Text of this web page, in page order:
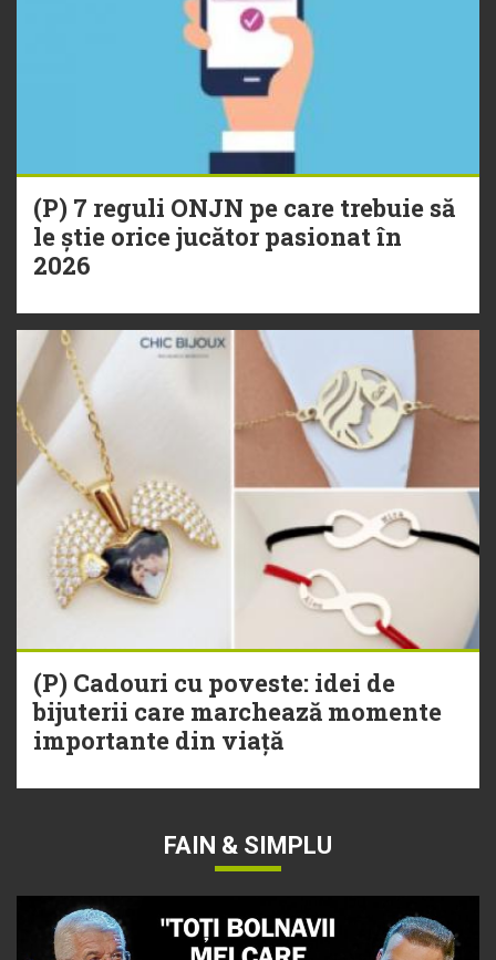
(P) 7 reguli ONJN pe care trebuie să
le știe orice jucător pasionat în
2026
(P) Cadouri cu poveste: idei de
bijuterii care marchează momente
importante din viață
FAIN & SIMPLU